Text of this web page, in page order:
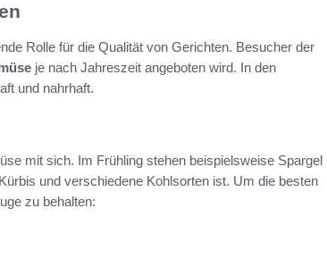
Rolle für die Qualität von Gerichten. Besucher der
je nach Jahreszeit angeboten wird. In den
und nahrhaft.
mit sich. Im Frühling stehen beispielsweise Spargel
und verschiedene Kohlsorten ist. Um die besten
zu behalten: